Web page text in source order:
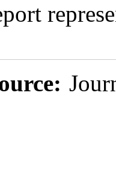
Case Report. ۱. ۱۳۹۰; ۴
(۴)